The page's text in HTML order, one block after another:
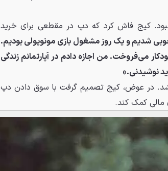
کیج فاش کرد که دپ در مقطعی برای خرید
شدیم و یک روز مشغول بازی مونوپولی بودیم.
می‌فروخت. من اجازه دادم در آپارتمانم زندگی
نوشیدنی.»
در عوض، کیج تصمیم گرفت با سوق دادن دپ
مالی کمک کند.